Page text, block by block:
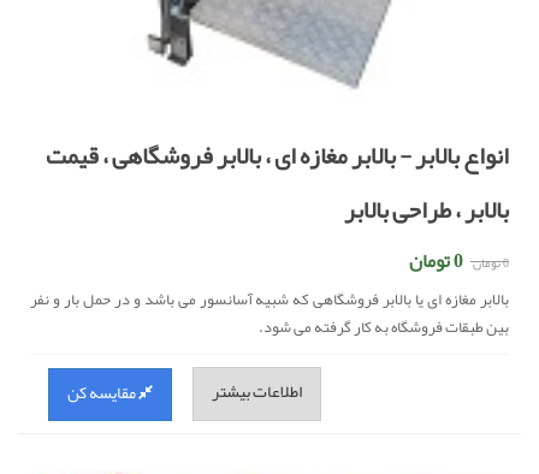
انواع بالابر - بالابر مغازه ای ، بالابر فروشگاهی ، قیمت
بالابر ، طراحی بالابر
0 تومان
بالابر مغازه ای یا بالابر فروشگاهی که شبیه آسانسور می باشد و در حمل بار و نفر
بین طبقات فروشگاه به کار گرفته می شود.
اطلاعات بیشتر مقایسه کن